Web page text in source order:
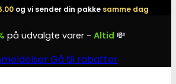
og vi sender din pakke samme dag
på udvalgte varer - Altid 💸
Gå til rabatter